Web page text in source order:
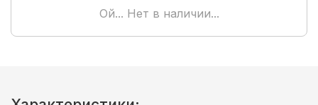
Ой... Нет в наличии...